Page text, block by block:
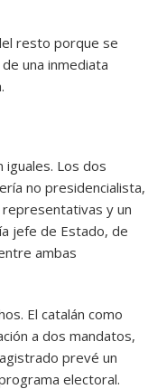
resto porque se
una inmediata
iguales. Los dos
no presidencialista,
y un
jefe de Estado, de
ambas
El catalán como
a dos mandatos,
prevé un
electoral.